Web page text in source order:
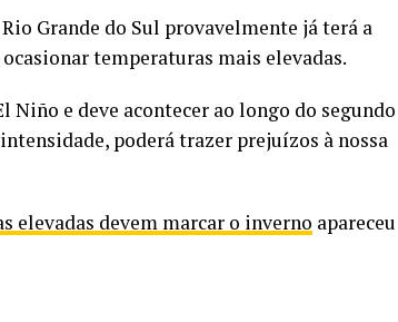
Grande do Sul provavelmente já terá a
temperaturas mais elevadas.
Niño e deve acontecer ao longo do segundo
poderá trazer prejuízos à nossa
elevadas devem marcar o inverno apareceu